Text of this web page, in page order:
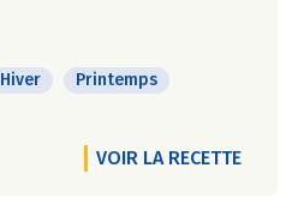
Hiver Printemps
VOIR LA RECETTE